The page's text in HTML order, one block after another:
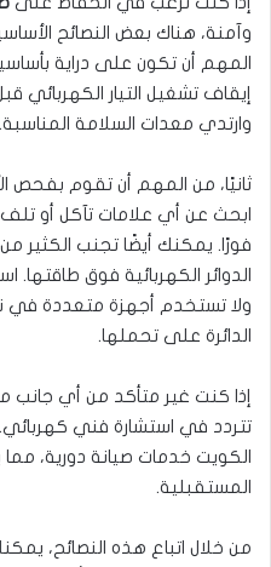
وآمنة، هناك بعض النصائح
المهم أن تكون على دراية
إيقاف تشغيل التيار الكهربائي
وارتدي معدات السلامة المناسبة.
ثانيًا، من المهم أن تقوم بفحص
ابحث عن أي علامات تآكل أو
فورًا. يمكنك أيضًا تجنب الكثير
الدوائر الكهربائية فوق
ولا تستخدم أجهزة متعددة في
الدائرة على تحملها.
إذا كنت غير متأكد من أي جانب
تتردد في استشارة فني
الكويت خدمات صيانة دورية،
المستقبلية.
من خلال اتباع هذه النصائح،